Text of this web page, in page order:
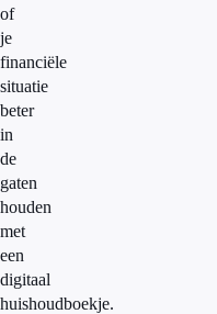
of
je
financiële
situatie
beter
in
de
gaten
houden
met
een
digitaal
huishoudboekje.